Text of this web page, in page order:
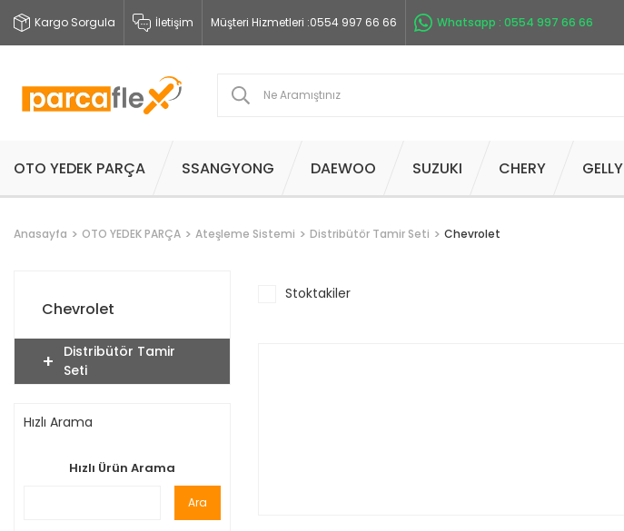
Kargo Sorgula İletişim Müşteri Hizmetleri :0554 997 66 66 Whatsapp : 0554 997 66 66
OTO YEDEK PARÇA SSANGYONG DAEWOO SUZUKI CHERY GELLY
Anasayfa OTO YEDEK PARÇA Ateşleme Sistemi Distribütör Tamir Seti Chevrolet
Chevrolet
Distribütör Tamir
Seti
Hızlı Arama
Hızlı Ürün Arama
Ara
Stoktakiler